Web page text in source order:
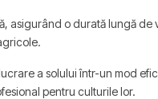
asigurând o durată lungă
a solului într-un mod
pentru culturile lor.